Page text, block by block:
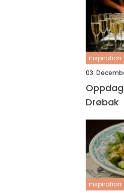
inspiration
03.
Drøbak
inspiration